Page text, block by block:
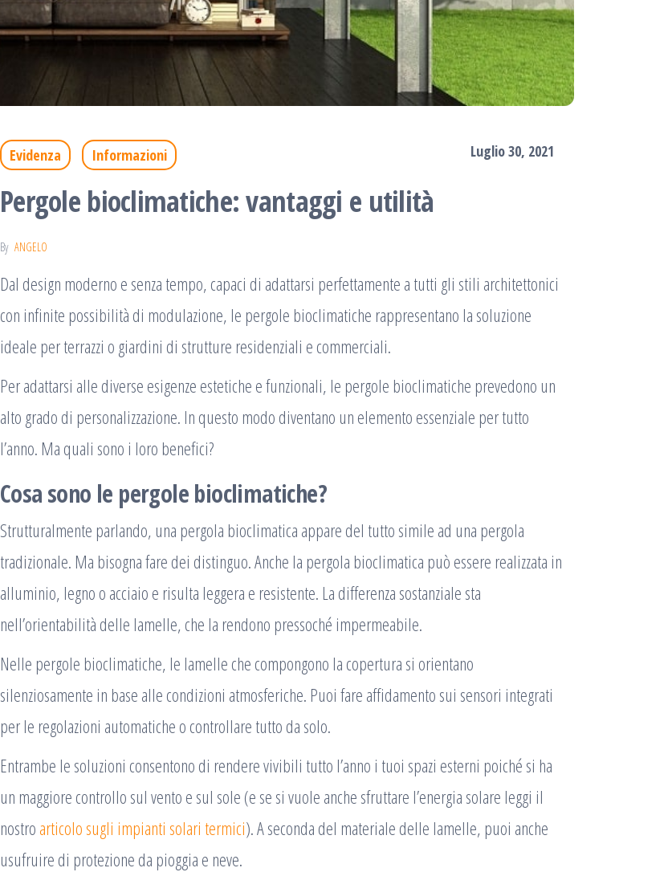
Evidenza Informazioni Luglio 30, 2021
Pergole bioclimatiche: vantaggi e utilità
By ANGELO
Dal design moderno e senza tempo, capaci di adattarsi perfettamente a tutti gli stili architettonici
con infinite possibilità di modulazione, le pergole bioclimatiche rappresentano la soluzione
ideale per terrazzi o giardini di strutture residenziali e commerciali.
Per adattarsi alle diverse esigenze estetiche e funzionali, le pergole bioclimatiche prevedono un
alto grado di personalizzazione. In questo modo diventano un elemento essenziale per tutto
l’anno. Ma quali sono i loro benefici?
Cosa sono le pergole bioclimatiche?
Strutturalmente parlando, una pergola bioclimatica appare del tutto simile ad una pergola
tradizionale. Ma bisogna fare dei distinguo. Anche la pergola bioclimatica può essere realizzata in
alluminio, legno o acciaio e risulta leggera e resistente. La differenza sostanziale sta
nell’orientabilità delle lamelle, che la rendono pressoché impermeabile.
Nelle pergole bioclimatiche, le lamelle che compongono la copertura si orientano
silenziosamente in base alle condizioni atmosferiche. Puoi fare affidamento sui sensori integrati
per le regolazioni automatiche o controllare tutto da solo.
Entrambe le soluzioni consentono di rendere vivibili tutto l’anno i tuoi spazi esterni poiché si ha
un maggiore controllo sul vento e sul sole (e se si vuole anche sfruttare l’energia solare leggi il
nostro articolo sugli impianti solari termici). A seconda del materiale delle lamelle, puoi anche
usufruire di protezione da pioggia e neve.